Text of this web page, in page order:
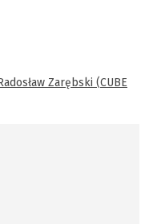
Zarębski (CUBE